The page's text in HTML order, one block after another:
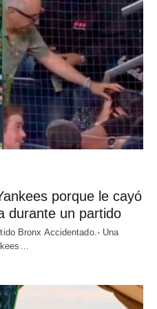
porque le cayó
durante un partido
Bronx Accidentado.- Una